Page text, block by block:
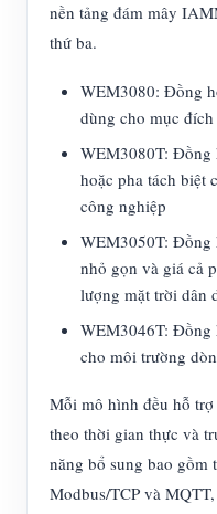
nền tảng đám mây
thứ ba.
WEM3080: Đồng
dùng cho mục
WEM3080T: Đồng
hoặc pha tách biệt
công nghiệp
WEM3050T: Đồng
nhỏ gọn và giá cả
lượng mặt trời dân
WEM3046T: Đồng
cho môi trường
Mỗi mô hình đều hỗ
theo thời gian thực và
năng bổ sung bao gồm
Modbus/TCP và